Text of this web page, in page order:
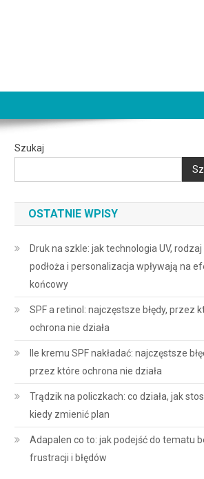
Szukaj
OSTATNIE WPISY
Druk na szkle: jak technologia UV, rodzaj
podłoża i personalizacja wpływają na
końcowy
SPF a retinol: najczęstsze błędy, przez
ochrona nie działa
Ile kremu SPF nakładać: najczęstsze
przez które ochrona nie działa
Trądzik na policzkach: co działa, jak
kiedy zmienić plan
Adapalen co to: jak podejść do tematu
frustracji i błędów